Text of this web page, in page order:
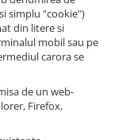
simplu "cookie")
din litere si
mobil sau pe
carora se
de un web-
Firefox,